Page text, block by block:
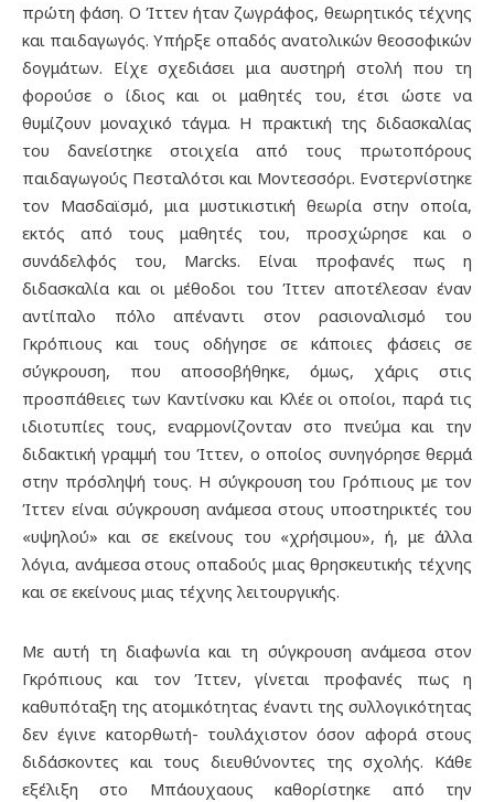
πρώτη φάση. Ο Ίττεν ήταν ζωγράφος, θεωρητικός τέχνης
και παιδαγωγός. Υπήρξε οπαδός ανατολικών θεοσοφικών
δογμάτων. Είχε σχεδιάσει μια αυστηρή στολή που τη
φορούσε ο ίδιος και οι μαθητές του, έτσι ώστε να
θυμίζουν μοναχικό τάγμα. Η πρακτική της διδασκαλίας
του δανείστηκε στοιχεία από τους πρωτοπόρους
παιδαγωγούς Πεσταλότσι και Μοντεσσόρι. Ενστερνίστηκε
τον Μασδαϊσμό, μια μυστικιστική θεωρία στην οποία,
εκτός από τους μαθητές του, προσχώρησε και ο
συνάδελφός του, Marcks. Είναι προφανές πως η
διδασκαλία και οι μέθοδοι του Ίττεν αποτέλεσαν έναν
αντίπαλο πόλο απέναντι στον ρασιοναλισμό του
Γκρόπιους και τους οδήγησε σε κάποιες φάσεις σε
σύγκρουση, που αποσοβήθηκε, όμως, χάρις στις
προσπάθειες των Καντίνσκυ και Κλέε οι οποίοι, παρά τις
ιδιοτυπίες τους, εναρμονίζονταν στο πνεύμα και την
διδακτική γραμμή του Ίττεν, ο οποίος συνηγόρησε θερμά
στην πρόσληψή τους. Η σύγκρουση του Γρόπιους με τον
Ίττεν είναι σύγκρουση ανάμεσα στους υποστηρικτές του
«υψηλού» και σε εκείνους του «χρήσιμου», ή, με άλλα
λόγια, ανάμεσα στους οπαδούς μιας θρησκευτικής τέχνης
και σε εκείνους μιας τέχνης λειτουργικής.
Με αυτή τη διαφωνία και τη σύγκρουση ανάμεσα στον
Γκρόπιους και τον Ίττεν, γίνεται προφανές πως η
καθυπόταξη της ατομικότητας έναντι της συλλογικότητας
δεν έγινε κατορθωτή- τουλάχιστον όσον αφορά στους
διδάσκοντες και τους διευθύνοντες της σχολής. Κάθε
εξέλιξη στο Μπάουχαους καθορίστηκε από την